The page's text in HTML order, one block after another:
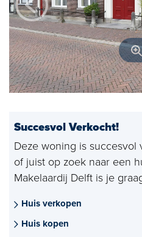
Diensten
Huis verkopen
Huis kopen
Exclusief wonen
Taxaties
Verhuren
Aankoopmakelaar
Hypotheekadvies
Succesvol Verkocht!
Deze woning is
of juist op zoek naar een
Makelaardij Delft is je
Huis verkopen
Huis kopen